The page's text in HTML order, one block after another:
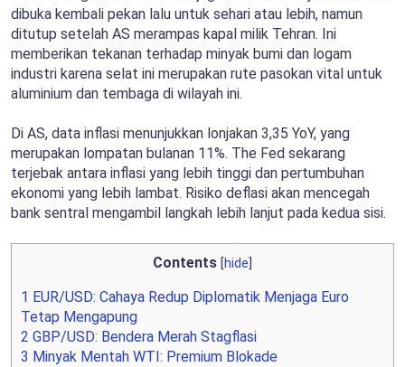
dibuka kembali pekan lalu untuk sehari atau lebih, namun
ditutup setelah AS merampas kapal milik Tehran. Ini
memberikan tekanan terhadap minyak bumi dan logam
industri karena selat ini merupakan rute pasokan vital untuk
aluminium dan tembaga di wilayah ini.
Di AS, data inflasi menunjukkan lonjakan 3,35 YoY, yang
merupakan lompatan bulanan 11%. The Fed sekarang
terjebak antara inflasi yang lebih tinggi dan pertumbuhan
ekonomi yang lebih lambat. Risiko deflasi akan mencegah
bank sentral mengambil langkah lebih lanjut pada kedua sisi.
Contents [hide
1 EUR/USD: Cahaya Redup Diplomatik Menjaga Euro
Tetap Mengapung
2 GBP/USD: Bendera Merah Stagflasi
3 Minyak Mentah WTI: Premium Blokade